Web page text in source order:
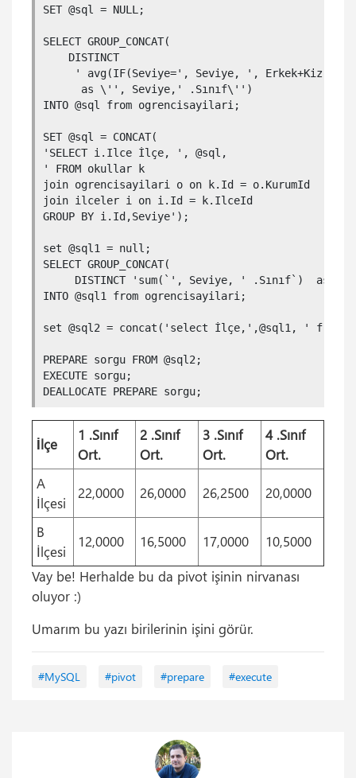
SET @sql = NULL;
SELECT GROUP_CONCAT(
    DISTINCT
' avg(IF(Seviye=', Seviye, ', Erkek+Kiz, 0
      as \'', Seviye,' .Sınıf\'')
INTO @sql from ogrencisayilari;
SET @sql = CONCAT(
'SELECT i.Ilce İlçe, ', @sql,
' FROM okullar k
join ogrencisayilari o on k.Id = o.KurumId
join ilceler i on i.Id = k.IlceId
GROUP BY i.Id,Seviye');
set @sql1 = null;
SELECT GROUP_CONCAT(
DISTINCT 'sum(`', Seviye, ' .Sınıf`)  as
INTO @sql1 from ogrencisayilari;
set @sql2 = concat('select İlçe,',@sql1, '
PREPARE sorgu FROM @sql2;
EXECUTE sorgu;
DEALLOCATE PREPARE sorgu;
İlçe
1 .Sınıf
Ort.
2 .Sınıf
Ort.
3 .Sınıf
Ort.
4 .Sınıf
Ort.
A
İlçesi
22,0000 26,0000 26,2500 20,0000
B
İlçesi
12,0000 16,5000 17,0000
10,5000
Vay be! Herhalde bu da pivot işinin nirvanası
oluyor :)
Umarım bu yazı birilerinin işini görür.
#MySQL #pivot #prepare #execute